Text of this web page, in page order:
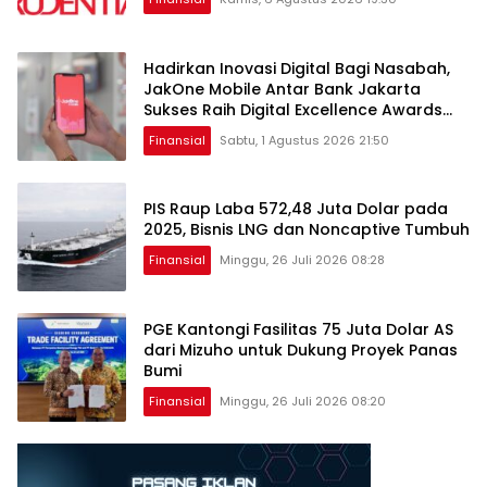
Hadirkan Inovasi Digital Bagi Nasabah,
JakOne Mobile Antar Bank Jakarta
Sukses Raih Digital Excellence Awards
2026
Finansial Sabtu, 1 Agustus 2026 21:50
PIS Raup Laba 572,48 Juta Dolar pada
2025, Bisnis LNG dan Noncaptive Tumbuh
Finansial Minggu, 26 Juli 2026 08:28
PGE Kantongi Fasilitas 75 Juta Dolar AS
dari Mizuho untuk Dukung Proyek Panas
Bumi
Finansial Minggu, 26 Juli 2026 08:20